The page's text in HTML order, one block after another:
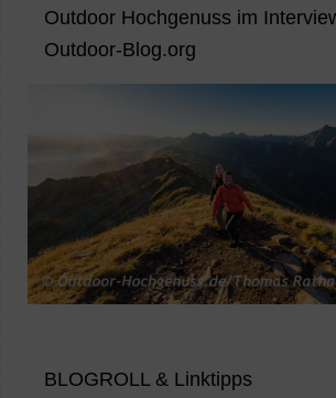
Outdoor Hochgenuss im
Outdoor-Blog.org
BLOGROLL & Linktipps